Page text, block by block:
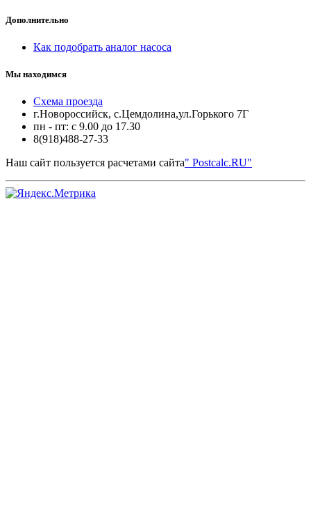
Дополнительно
Как подобрать аналог насоса
Мы находимся
Схема проезда
г.Новороссийск, с.Цемдолина,ул.Горького 7Г
пн - пт: с 9.00 до 17.30
8(918)488-27-33
Наш сайт пользуется расчетами сайта" Postcalc.RU"